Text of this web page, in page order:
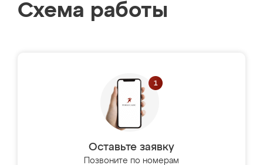
Схема работы
Оставьте заявку
Позвоните по номерам